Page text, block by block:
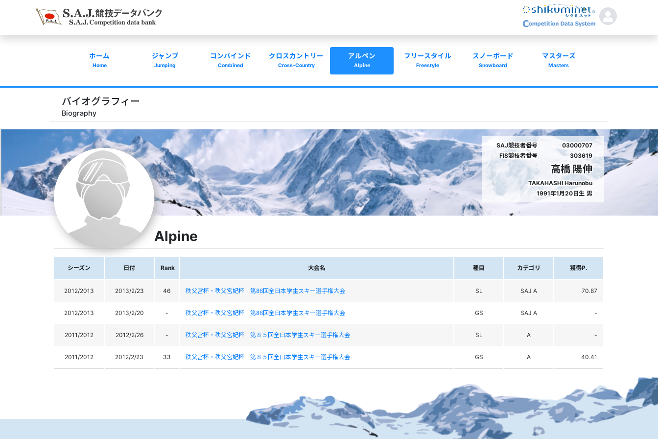
ホーム
Home
ジャンプ
Jumping
コンバインド
Combined
クロスカントリー
Cross-Country
アルペン
Alpine
フリースタイル
Freestyle
スノーボード
Snowboard
マスターズ
Masters
バイオグラフィー
Biography
SAJ競技者番号
03000707
FIS競技者番号
303619
高橋 陽伸
TAKAHASHI Harunobu
1991年1月20日生 男
Alpine
シーズン 日付 Rank 大会名 種目 カテゴリ 獲得P.
2012/2013 2013/2/23 46 秩父宮杯・秩父宮妃杯 第86回全日本学生スキー選手権大会 SL SAJ A 70.87
2012/2013 2013/2/20 - 秩父宮杯・秩父宮妃杯 第86回全日本学生スキー選手権大会 GS SAJ A -
2011/2012 2012/2/26 - 秩父宮杯・秩父宮妃杯 第８５回全日本学生スキー選手権大会 SL A -
2011/2012 2012/2/23 33 秩父宮杯・秩父宮妃杯 第８５回全日本学生スキー選手権大会 GS A 40.41